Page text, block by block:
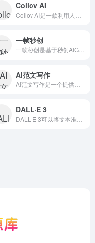
Collov AI
一帧秒创
AI范文写作
DALL·E 3